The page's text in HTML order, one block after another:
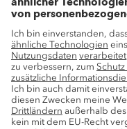
Innovation
Nachhaltigkeit
Service
Pressekontakte